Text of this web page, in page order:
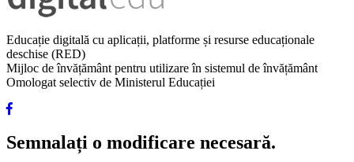
Educație digitală cu aplicații, platforme și resurse educaționale
deschise (RED)
Mijloc de învățământ pentru utilizare în sistemul de învățământ
Omologat selectiv de Ministerul Educației
Semnalați o modificare necesară.